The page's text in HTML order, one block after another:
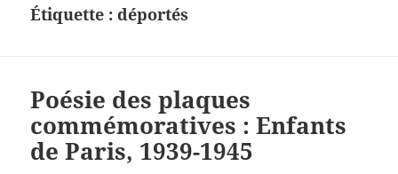
Étiquette :déportés
Poésie des plaques
commémoratives : Enfants
de Paris, 1939-1945